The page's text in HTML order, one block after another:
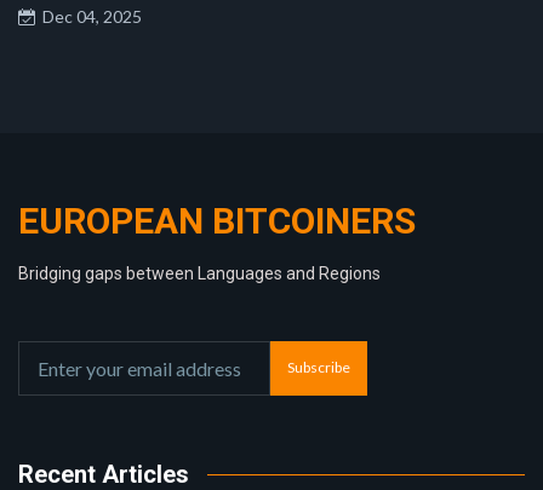
Dec 04, 2025
EUROPEAN BITCOINERS
Bridging gaps between Languages and Regions
Subscribe
Recent Articles